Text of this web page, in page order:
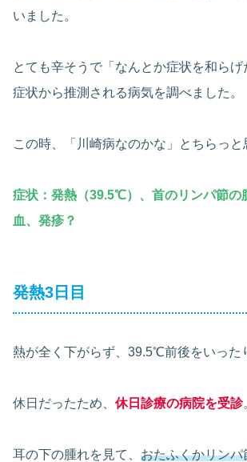
いました。
とても辛そうで「なんとか症状を和らげ
症状から推測される病気を調べました。
この時、「川崎病なのかな」とちらっと
症状：発熱（39.5℃）、首のリンパ節の
血、発疹？
発熱3日目
熱が全く下がらず、39.5℃前後をいった
休日だったため、 休日診療の病院を受診
耳の下の腫れを見て、 おたふくかリンパ